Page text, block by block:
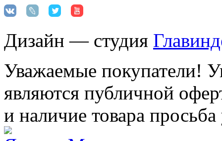
Дизайн — студия
Уважаемые покупатели!
являются публичной
и наличие товара